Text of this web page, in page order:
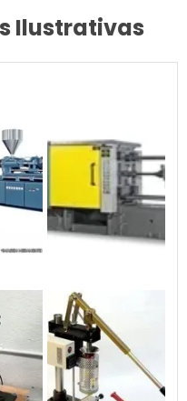
Ilustrativas